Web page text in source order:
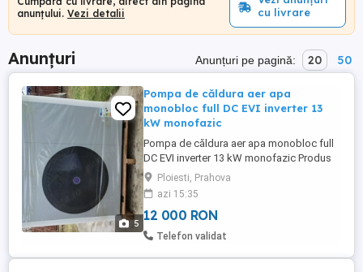
anunțului. Vezi detalii
cu livrare
Anunțuri Anunțuri pe pagină: 20 50
5
Pompa de căldura aer apa
monobloc full DC EVI inverter 13
kW monofazic
Pompa de căldura aer apa monobloc full
DC EVI inverter 13 kW monofazic Produs
nou aflat in ambalaj original nedesfacut. 5
Funcții: încălzire, răcire, apa calda
menajera, încălzire+apa calda menajera,
racire+apa calda menajera. Fabricat în
China in 2022. Produs certificat CE.
Ploiesti, Prahova
azi 15:35
12 000 RON
Telefon validat